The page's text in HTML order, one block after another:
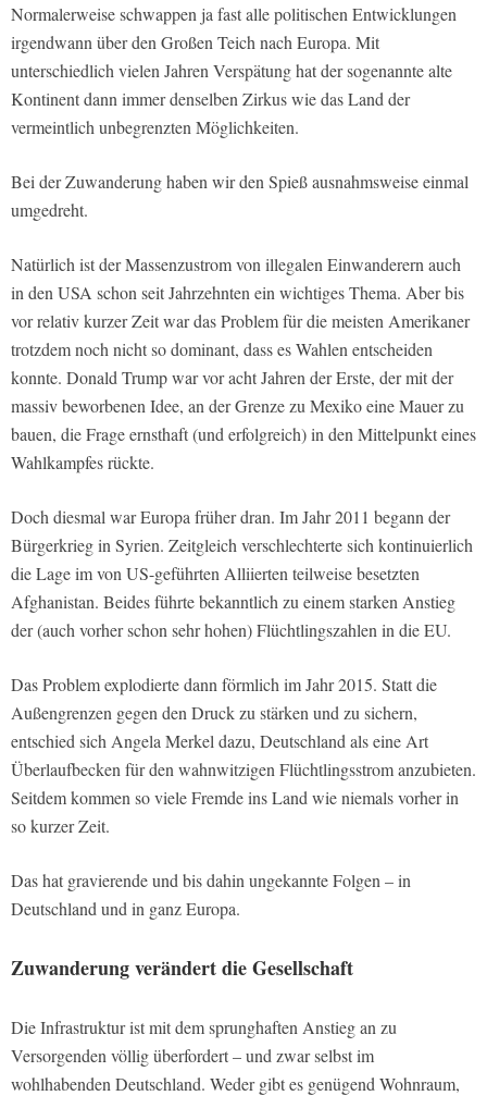
Normalerweise schwappen ja fast alle politischen Entwicklungen
irgendwann über den Großen Teich nach Europa. Mit
unterschiedlich vielen Jahren Verspätung hat der sogenannte alte
Kontinent dann immer denselben Zirkus wie das Land der
vermeintlich unbegrenzten Möglichkeiten.
Bei der Zuwanderung haben wir den Spieß ausnahmsweise einmal
umgedreht.
Natürlich ist der Massenzustrom von illegalen Einwanderern auch
in den USA schon seit Jahrzehnten ein wichtiges Thema. Aber bis
vor relativ kurzer Zeit war das Problem für die meisten Amerikaner
trotzdem noch nicht so dominant, dass es Wahlen entscheiden
konnte. Donald Trump war vor acht Jahren der Erste, der mit der
massiv beworbenen Idee, an der Grenze zu Mexiko eine Mauer zu
bauen, die Frage ernsthaft (und erfolgreich) in den Mittelpunkt eines
Wahlkampfes rückte.
Doch diesmal war Europa früher dran. Im Jahr 2011 begann der
Bürgerkrieg in Syrien. Zeitgleich verschlechterte sich kontinuierlich
die Lage im von US-geführten Alliierten teilweise besetzten
Afghanistan. Beides führte bekanntlich zu einem starken Anstieg
der (auch vorher schon sehr hohen) Flüchtlingszahlen in die EU.
Das Problem explodierte dann förmlich im Jahr 2015. Statt die
Außengrenzen gegen den Druck zu stärken und zu sichern,
entschied sich Angela Merkel dazu, Deutschland als eine Art
Überlaufbecken für den wahnwitzigen Flüchtlingsstrom anzubieten.
Seitdem kommen so viele Fremde ins Land wie niemals vorher in
so kurzer Zeit.
Das hat gravierende und bis dahin ungekannte Folgen – in
Deutschland und in ganz Europa.
Zuwanderung verändert die Gesellschaft
Die Infrastruktur ist mit dem sprunghaften Anstieg an zu
Versorgenden völlig überfordert – und zwar selbst im
wohlhabenden Deutschland. Weder gibt es genügend Wohnraum,